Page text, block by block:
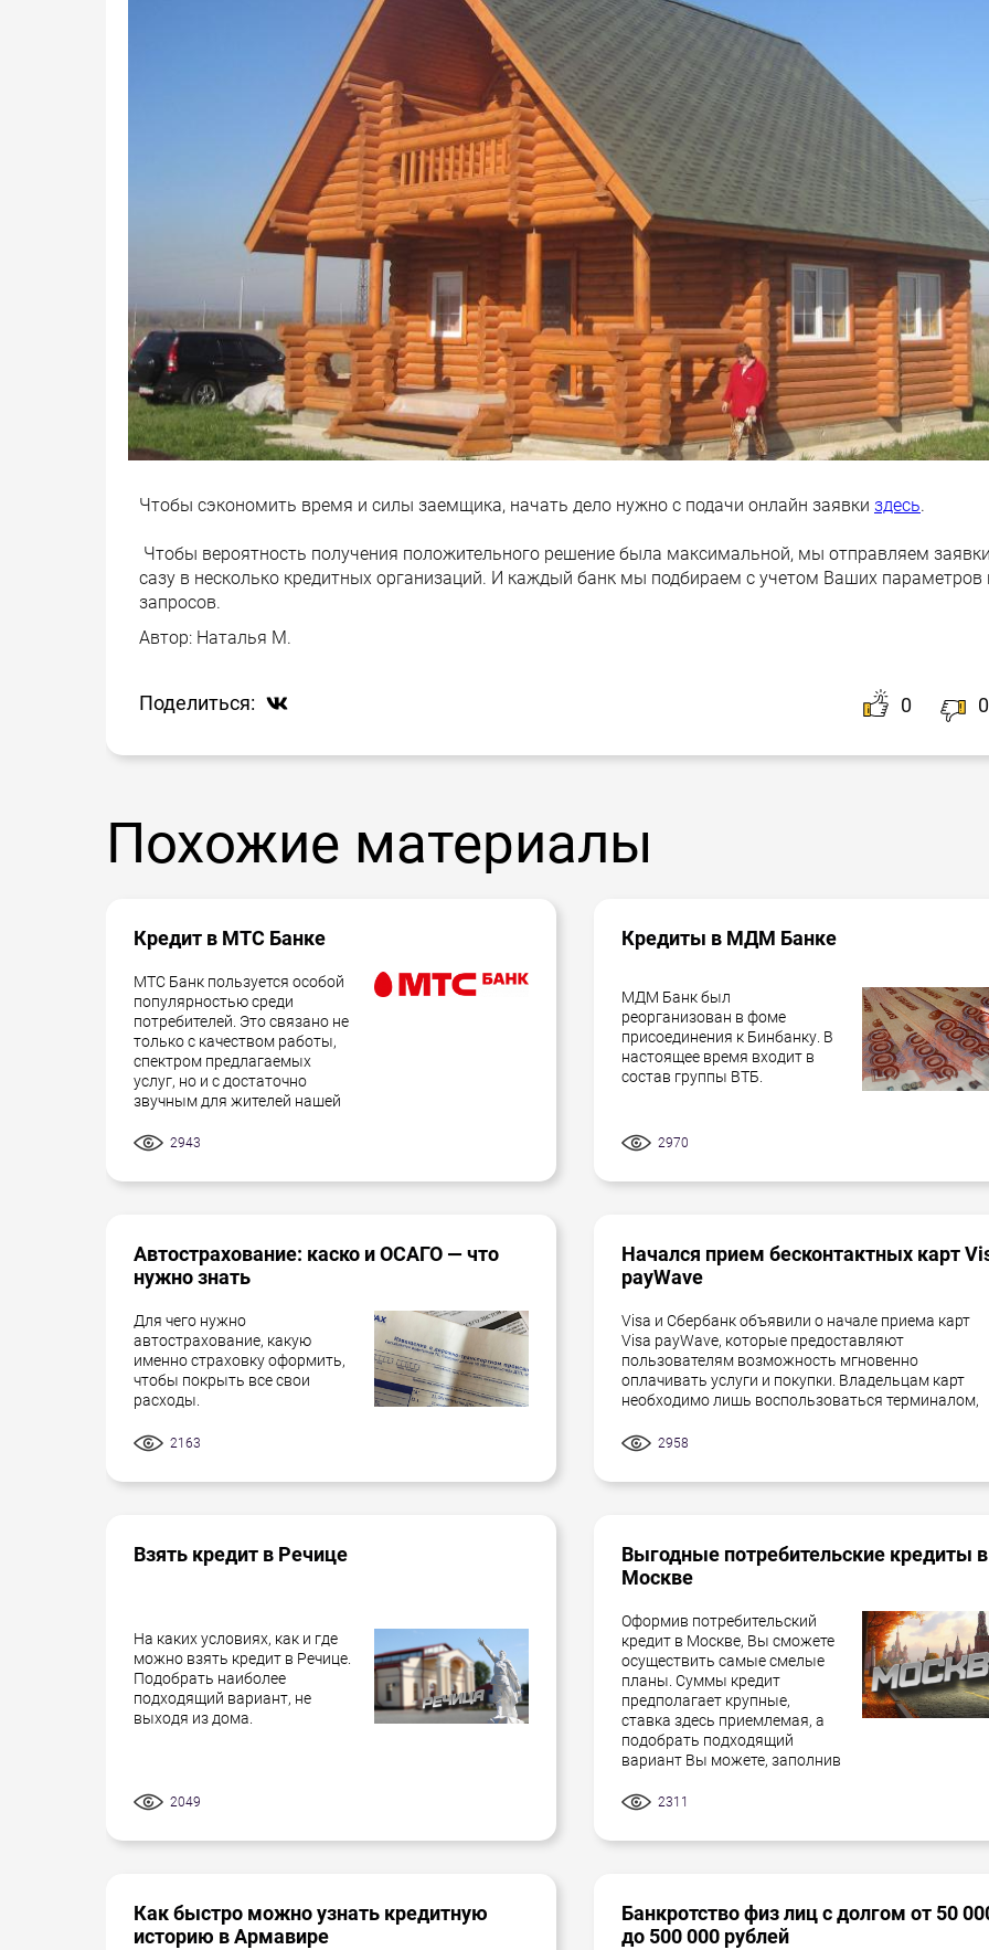
Чтобы сэкономить время и силы заемщика, начать дело нужно с подачи онлайн заявки здесь.
Чтобы вероятность получения положительного решение была максимальной, мы отправляем
сазу в несколько кредитных организаций. И каждый банк мы подбираем с учетом Ваших параметров
запросов.
Автор: Наталья М.
Поделиться: 0 0
Похожие материалы
Кредит в МТС Банке
МТС Банк пользуется особой
популярностью среди
потребителей. Это связано не
только с качеством работы,
спектром предлагаемых
услуг, но и с достаточно
звучным для жителей нашей
2943
Кредиты в МДМ Банке
МДМ Банк был
реорганизован в фоме
присоединения к Бинбанку. В
настоящее время входит в
состав группы ВТБ.
2970
Автострахование: каско и ОСАГО — что
нужно знать
Для чего нужно
автострахование, какую
именно страховку оформить,
чтобы покрыть все свои
расходы.
2163
Начался прием бесконтактных карт
payWave
Visa и Сбербанк объявили о начале приема карт
Visa payWave, которые предоставляют
пользователям возможность мгновенно
оплачивать услуги и покупки. Владельцам карт
необходимо лишь воспользоваться терминалом,
2958
Взять кредит в Речице
На каких условиях, как и где
можно взять кредит в Речице.
Подобрать наиболее
подходящий вариант, не
выходя из дома.
2049
Выгодные потребительские кредиты в
Москве
Оформив потребительский
кредит в Москве, Вы сможете
осуществить самые смелые
планы. Суммы кредит
предполагает крупные,
ставка здесь приемлемая, а
подобрать подходящий
вариант Вы можете, заполнив
2311
Как быстро можно узнать кредитную
историю в Армавире
Банкротство физ лиц с долгом от 50
до 500 000 рублей